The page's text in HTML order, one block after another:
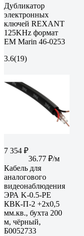
Дубликатор
электронных
ключей REXANT
125KHz формат
EM Marin 46-0253
3.6(19)
7 354 ₽
36.77 ₽/м
Кабель для
аналогового
видеонаблюдения
ЭРА K-0.5-PE
КВК-П-2 +2x0,5
мм.кв., бухта 200
м, чёрный,
Б0052733